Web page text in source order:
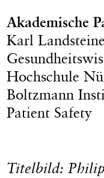
Akademische
Karl
Hochschule
Boltzmann
Patient Safety
Titelbild: